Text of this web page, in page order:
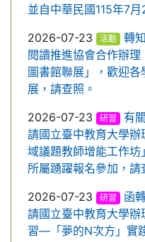
並自中華民國115年7
2026-07-23
活動
轉
閱讀推進協會合作辦
圖書館聯展」，歡迎
展，請查照。
2026-07-23
研習
有
請國立臺中教育大學辦
域議題教師增能工作
所屬踴躍報名參加，請
2026-07-23
研習
函
請國立臺中教育大學辦
習—「夢的N次方」實